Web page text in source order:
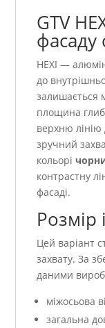
GTV
фасаду
HEXI —
до
залишається
площина
верхню
зручний
кольорі
контрастну
фасаді.
Розмір
Цей варіант
захвату. За
даними
міжосьова
загальна